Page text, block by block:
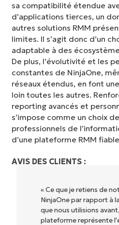
sa compatibilité étendue
d’applications tierces, un
autres solutions RMM
limites. Il s’agit donc d’un
adaptable à des
De plus, l’évolutivité et les
constantes de NinjaOne,
réseaux étendus, en font
loin toutes les autres.
reporting avancés et
s’impose comme un choix
professionnels de
d’une plateforme RMM
AVIS DES CLIENTS :
« NinjaOne
d'utilisation
des
Pas de